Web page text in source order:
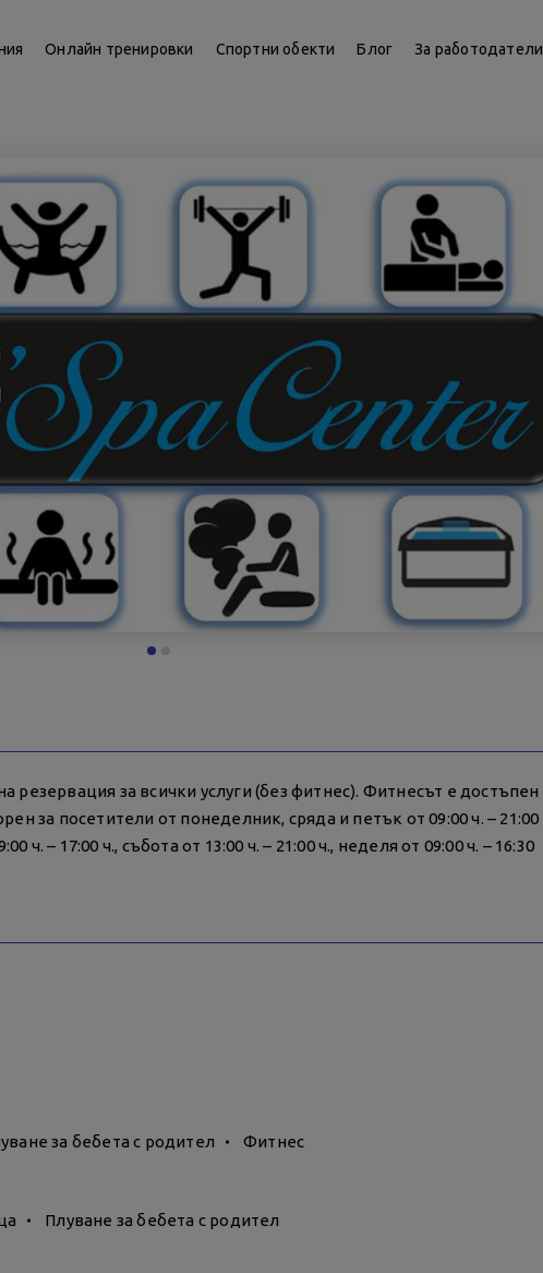
Онлайн тренировки Спортни обекти Блог За работодатели
резервация за всички услуги (без фитнес). Фитнесът е достъпен
за посетители от понеделник, сряда и петък от 09:00 ч. – 21:00
ч. – 17:00 ч., събота от 13:00 ч. – 21:00 ч., неделя от 09:00 ч. – 16:30
с обекта.
за бебета с родител Фитнес
Плуване за бебета с родител